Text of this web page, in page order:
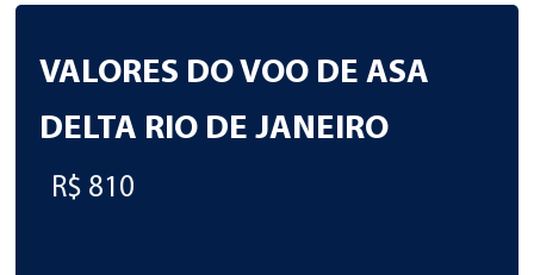
VALORES DO VOO DE ASA
DELTA RIO DE JANEIRO
R$ 810